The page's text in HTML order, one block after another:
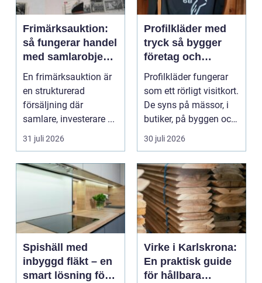
Frimärksauktion:
så fungerar handel
med samlarobjekt i
praktiken
En frimärksauktion är
en strukturerad
försäljning där
samlare, investerare ...
31 juli 2026
Profilkläder med
tryck så bygger
företag och
klubbar en
starkare identitet
Profilkläder fungerar
som ett rörligt visitkort.
De syns på mässor, i
butiker, på byggen och
längs v...
30 juli 2026
Spishäll med
inbyggd fläkt – en
smart lösning för
Virke i Karlskrona:
En praktisk guide
för hållbara